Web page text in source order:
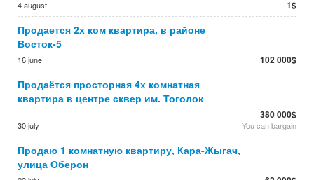
4 august 1$
Продается 2х ком квартира, в районе
Восток-5
16 june 102 000$
Продаётся просторная 4х комнатная
квартира в центре сквер им. Тоголок
30 july
380 000$
You can bargain
Продаю 1 комнатную квартиру, Кара-Жыгач,
улица Оберон